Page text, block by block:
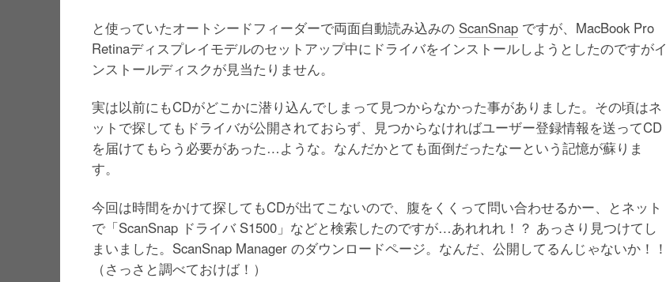
と使っていたオートシードフィーダーで両面自動読み込みの ScanSnap ですが、MacBook Pro
Retinaディスプレイモデルのセットアップ中にドライバをインストールしようとしたのですがイ
ンストールディスクが見当たりません。
実は以前にもCDがどこかに潜り込んでしまって見つからなかった事がありました。その頃はネ
ットで探してもドライバが公開されておらず、見つからなければユーザー登録情報を送ってCD
を届けてもらう必要があった…ような。なんだかとても面倒だったなーという記憶が蘇りま
す。
今回は時間をかけて探してもCDが出てこないので、腹をくくって問い合わせるかー、とネット
で「ScanSnap ドライバ S1500」などと検索したのですが…あれれれ！？ あっさり見つけてし
まいました。ScanSnap Manager のダウンロードページ。なんだ、公開してるんじゃないか！！
（さっさと調べておけば！）